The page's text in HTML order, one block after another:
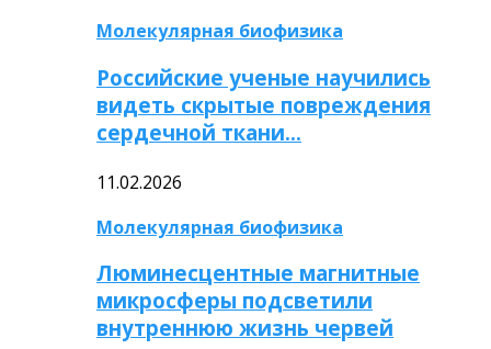
Молекулярная биофизика
Российские ученые научились
видеть скрытые повреждения
сердечной ткани…
11.02.2026
Молекулярная биофизика
Люминесцентные магнитные
микросферы подсветили
внутреннюю жизнь червей